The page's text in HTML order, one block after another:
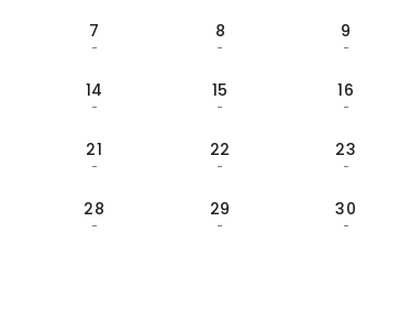
7
-
8
-
9
-
14
-
15
-
16
-
21
-
22
-
23
-
28
-
29
-
30
-